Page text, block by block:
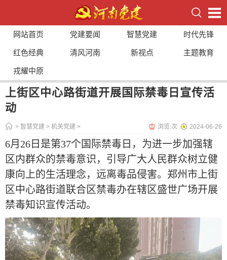
网站首页 党建要闻 智慧党建 时代先锋
红色经典 清风河南 新视点 主题教育
戎耀中原
上街区中心路街道开展国际禁毒日宣传活
动
> 智慧党建 > 机关党建 > 2024-06-26
浏览:次
6月26日是第37个国际禁毒日，为进一步加强辖
区内群众的禁毒意识，引导广大人民群众树立健
康向上的生活理念，远离毒品侵害。郑州市上街
区中心路街道联合区禁毒办在辖区盛世广场开展
禁毒知识宣传活动。